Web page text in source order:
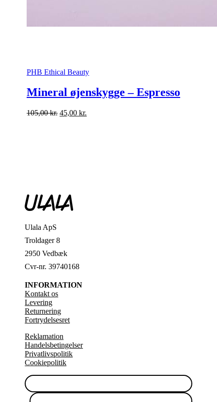
PHB Ethical Beauty
Mineral øjenskygge – Espresso
105,00kr. Den
45,00 kr.
Ulala ApS
Troldager 8
2950 Vedbæk
Cvr-nr. 39740168
INFORMATION
Kontakt os
Levering
Returnering
Fortrydelsesret
Reklamation
Handelsbetingelser
Privatlivspolitik
Cookiepolitik